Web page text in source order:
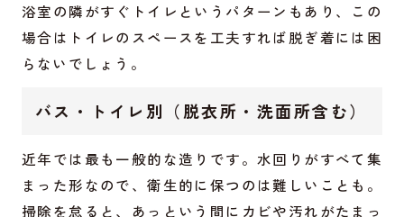
浴室の隣がすぐトイレというパターンもあり、この
場合はトイレのスペースを工夫すれば脱ぎ着には困
らないでしょう。
バス・トイレ別（脱衣所・洗面所含む）
近年では最も一般的な造りです。水回りがすべて集
まった形なので、衛生的に保つのは難しいことも。
掃除を怠ると、あっという間にカビや汚れがたまっ